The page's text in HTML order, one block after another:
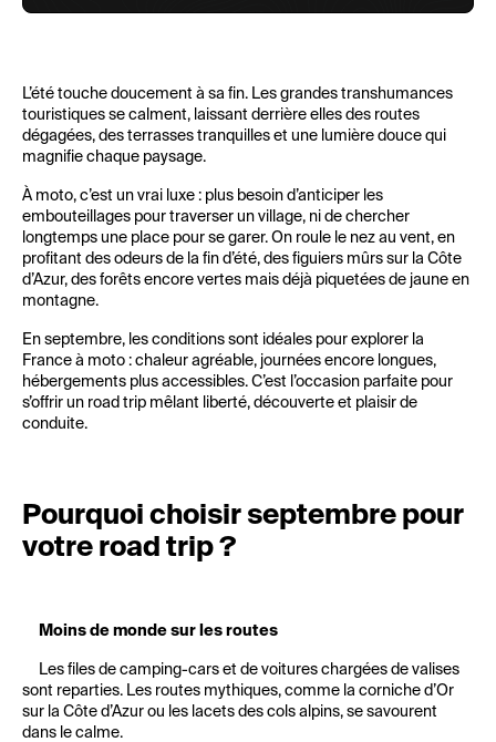
L’été touche doucement à sa fin. Les grandes transhumances
touristiques se calment, laissant derrière elles des routes
dégagées, des terrasses tranquilles et une lumière douce qui
magnifie chaque paysage.
À moto, c’est un vrai luxe : plus besoin d’anticiper les
embouteillages pour traverser un village, ni de chercher
longtemps une place pour se garer. On roule le nez au vent, en
profitant des odeurs de la fin d’été, des figuiers mûrs sur la Côte
d’Azur, des forêts encore vertes mais déjà piquetées de jaune en
montagne.
En septembre, les conditions sont idéales pour explorer la
France à moto : chaleur agréable, journées encore longues,
hébergements plus accessibles. C’est l’occasion parfaite pour
s’offrir un road trip mêlant liberté, découverte et plaisir de
conduite.
Pourquoi choisir septembre pour
votre road trip ?
Moins de monde sur les routes
Les files de camping-cars et de voitures chargées de valises
sont reparties. Les routes mythiques, comme la corniche d’Or
sur la Côte d’Azur ou les lacets des cols alpins, se savourent
dans le calme.